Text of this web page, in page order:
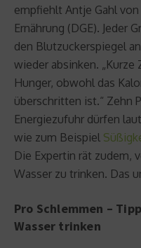
empfiehlt Antje Gahl
Ernährung (DGE). Jeder
den Blutzuckerspiegel
wieder absinken.
Hunger, obwohl das
überschritten ist.“ Zehn
Energiezufuhr dürfen
wie zum Beispiel
Die Expertin rät zudem,
Wasser zu trinken. Das
Pro Schlemmen –
Wasser trinken